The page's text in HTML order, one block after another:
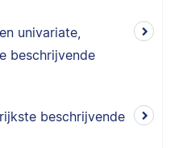
univariate,
beschrijvende
beschrijvende